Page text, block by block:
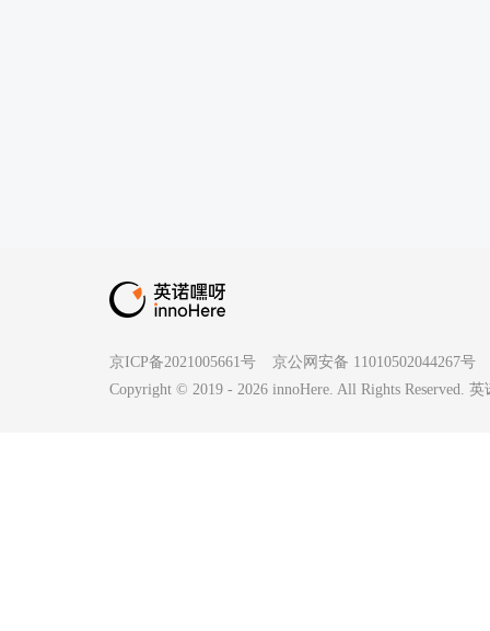
京ICP备2021005661号
京公网安备 11010502044267号
Copyright © 2019 - 2026 innoHere. All Rights Reserved.